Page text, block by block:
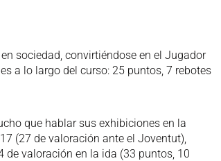
sociedad, convirtiéndose en el Jugador
a lo largo del curso: 25 puntos, 7 rebotes
que hablar sus exhibiciones en la
(27 de valoración ante el Joventut),
de valoración en la ida (33 puntos, 10